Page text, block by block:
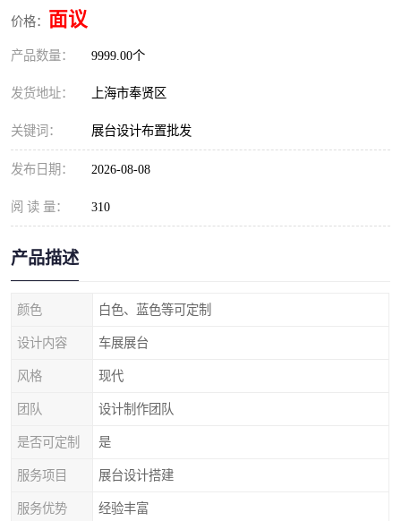
价格： 面议
产品数量： 9999.00个
发货地址： 上海市奉贤区
关键词： 展台设计布置批发
发布日期： 2026-08-08
阅 读 量： 310
产品描述
颜色 白色、蓝色等可定制
设计内容 车展展台
风格 现代
团队 设计制作团队
是否可定制 是
服务项目 展台设计搭建
服务优势 经验丰富